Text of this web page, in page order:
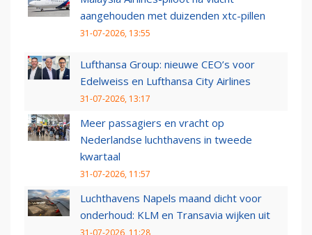
aangehouden met duizenden xtc-pillen
31-07-2026, 13:55
Lufthansa Group: nieuwe CEO’s voor
Edelweiss en Lufthansa City Airlines
31-07-2026, 13:17
Meer passagiers en vracht op
Nederlandse luchthavens in tweede
kwartaal
31-07-2026, 11:57
Luchthavens Napels maand dicht voor
onderhoud: KLM en Transavia wijken uit
31-07-2026, 11:28